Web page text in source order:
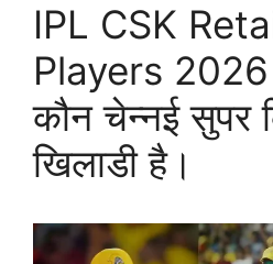
IPL CSK
Players
कौन चेन्नई सुपर
खिलाडी है।